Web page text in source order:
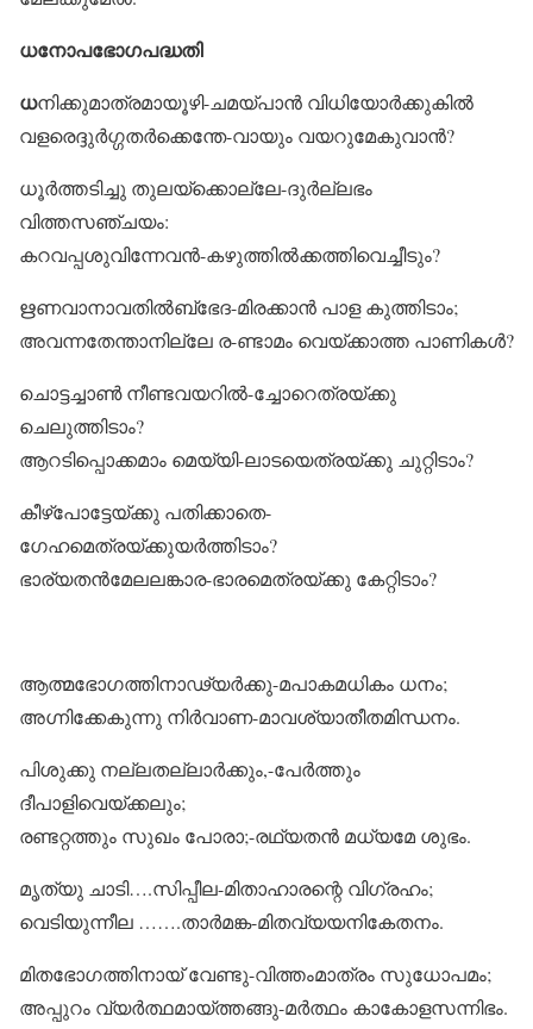
ധനോപഭോഗപദ്ധതി
ധനിക്കുമാത്രമായൂഴി-ചമയ്‌പാൻ വിധിയോർക്കുകിൽ
വളരെദ്ദുർഗ്ഗതർക്കെന്തേ-വായും വയറുമേകുവാൻ?
ധൂർത്തടിച്ചു തുലയ്‌ക്കൊല്ലേ-ദുർല്ലഭം
വിത്തസഞ്ചയം:
കറവപ്പശുവിന്നേവൻ-കഴുത്തിൽക്കത്തിവെച്ചീടും?
ഋണവാനാവതിൽബ്‌ഭേദ-മിരക്കാൻ പാള കുത്തിടാം;
അവന്നതേന്താനില്ലേ ര-ണ്ടാമം വെയ്‌ക്കാത്ത പാണികൾ?
ചൊട്ടച്ചാൺ നീണ്ടവയറിൽ-ച്ചോറെത്രയ്‌ക്കു
ചെലുത്തിടാം?
ആറടിപ്പൊക്കമാം മെയ്യി-ലാടയെത്രയ്‌ക്കു ചുറ്റിടാം?
കീഴ്‌പോട്ടേയ്‌ക്കു പതിക്കാതെ-
ഗേഹമെത്രയ്‌ക്കുയർത്തിടാം?
ഭാര്യതൻമേലലങ്കാര-ഭാരമെത്രയ്‌ക്കു കേറ്റിടാം?
ആത്മഭോഗത്തിനാഢ്യർക്കു-മപാകമധികം ധനം;
അഗ്നിക്കേകുന്നു നിർവാണ-മാവശ്യാതീതമിന്ധനം.
പിശുക്കു നല്ലതല്ലാർക്കും,-പേർത്തും
ദീപാളിവെയ്‌ക്കലും;
രണ്ടറ്റത്തും സുഖം പോരാ;-രഥ്യതൻ മധ്യമേ ശുഭം.
മൃത്യു ചാടി….സിപ്പീല-മിതാഹാരന്റെ വിഗ്രഹം;
വെടിയുന്നീല …….താർമങ്ക-മിതവ്യയനികേതനം.
മിതഭോഗത്തിനായ് വേണ്ടു-വിത്തംമാത്രം സുധോപമം;
അപ്പുറം വ്യർത്ഥമായ്‌ത്തങ്ങു-മർത്ഥം കാകോളസന്നിഭം.